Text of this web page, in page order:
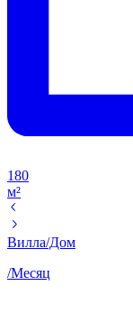
180
м²
Вилла/Дом
/Месяц